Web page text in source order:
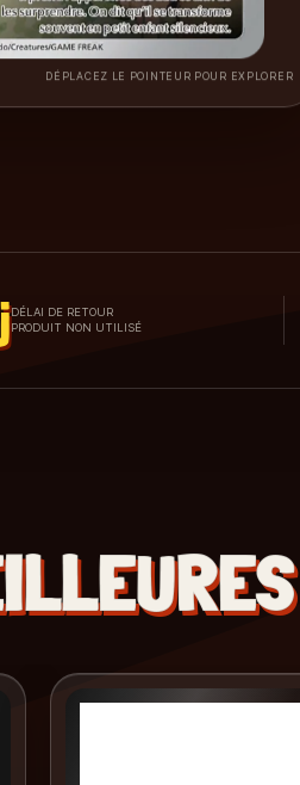
DÉPLACEZ LE POINTEUR POUR EXPLORER
DÉLAI DE RETOUR
PRODUIT NON UTILISÉ